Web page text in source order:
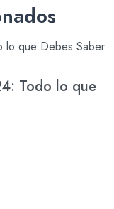
Todo lo que